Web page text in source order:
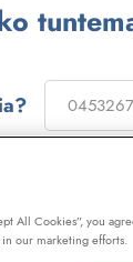
,
All Cookies”, you
in our marketing efforts.